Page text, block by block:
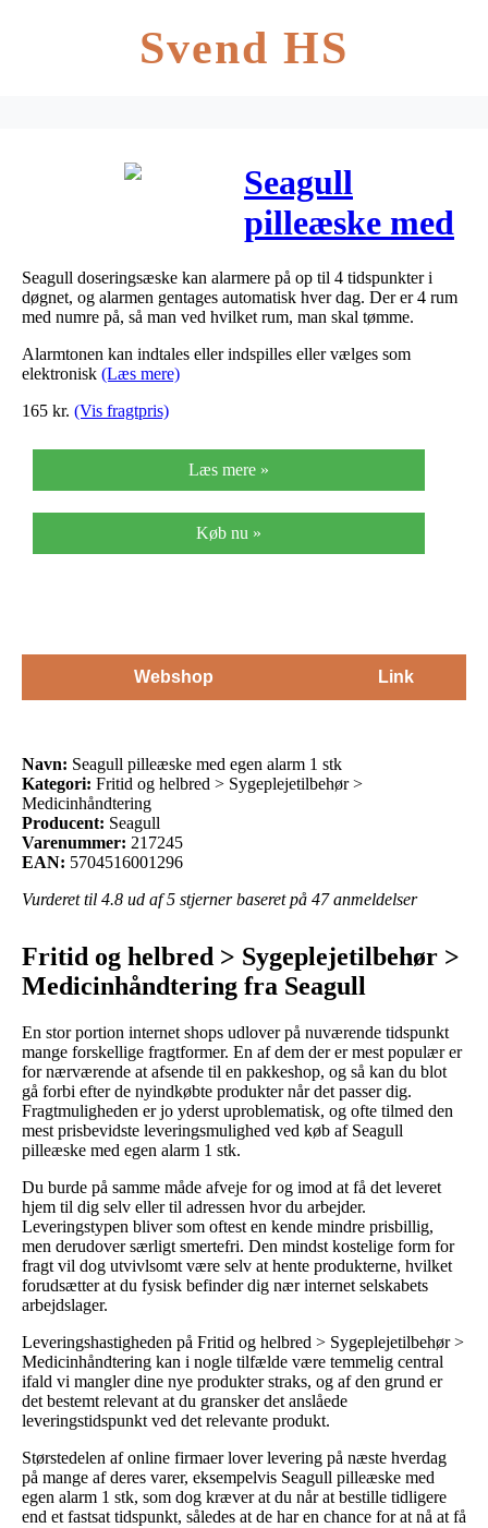
Svend HS
Seagull
pilleæske med
egen alarm 1
stk
Seagull doseringsæske kan alarmere på op til 4 tidspunkter i
døgnet, og alarmen gentages automatisk hver dag. Der er 4 rum
med numre på, så man ved hvilket rum, man skal tømme.
Alarmtonen kan indtales eller indspilles eller vælges som
elektronisk (Læs mere)
165 kr. (Vis fragtpris)
Læs mere »
Køb nu »
Webshop Link
Navn: Seagull pilleæske med egen alarm 1 stk
Kategori: Fritid og helbred > Sygeplejetilbehør >
Medicinhåndtering
Producent: Seagull
Varenummer: 217245
EAN: 5704516001296
Vurderet til 4.8 ud af 5 stjerner baseret på 47anmeldelser
Fritid og helbred > Sygeplejetilbehør >
Medicinhåndtering fra Seagull
En stor portion internet shops udlover på nuværende tidspunkt
mange forskellige fragtformer. En af dem der er mest populær er
for nærværende at afsende til en pakkeshop, og så kan du blot
gå forbi efter de nyindkøbte produkter når det passer dig.
Fragtmuligheden er jo yderst uproblematisk, og ofte tilmed den
mest prisbevidste leveringsmulighed ved køb af Seagull
pilleæske med egen alarm 1 stk.
Du burde på samme måde afveje for og imod at få det leveret
hjem til dig selv eller til adressen hvor du arbejder.
Leveringstypen bliver som oftest en kende mindre prisbillig,
men derudover særligt smertefri. Den mindst kostelige form for
fragt vil dog utvivlsomt være selv at hente produkterne, hvilket
forudsætter at du fysisk befinder dig nær internet selskabets
arbejdslager.
Leveringshastigheden på Fritid og helbred > Sygeplejetilbehør >
Medicinhåndtering kan i nogle tilfælde være temmelig central
ifald vi mangler dine nye produkter straks, og af den grund er
det bestemt relevant at du gransker det anslåede
leveringstidspunkt ved det relevante produkt.
Størstedelen af online firmaer lover levering på næste hverdag
på mange af deres varer, eksempelvis Seagull pilleæske med
egen alarm 1 stk, som dog kræver at du når at bestille tidligere
end et fastsat tidspunkt, således at de har en chance for at nå at få